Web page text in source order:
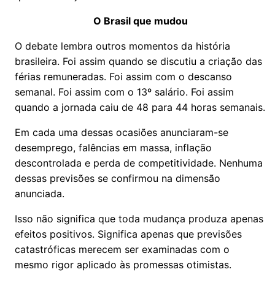
O Brasil que mudou
O debate lembra outros momentos da história
brasileira. Foi assim quando se discutiu a criação das
férias remuneradas. Foi assim com o descanso
semanal. Foi assim com o 13º salário. Foi assim
quando a jornada caiu de 48 para 44 horas semanais.
Em cada uma dessas ocasiões anunciaram-se
desemprego, falências em massa, inflação
descontrolada e perda de competitividade. Nenhuma
dessas previsões se confirmou na dimensão
anunciada.
Isso não significa que toda mudança produza apenas
efeitos positivos. Significa apenas que previsões
catastróficas merecem ser examinadas com o
mesmo rigor aplicado às promessas otimistas.